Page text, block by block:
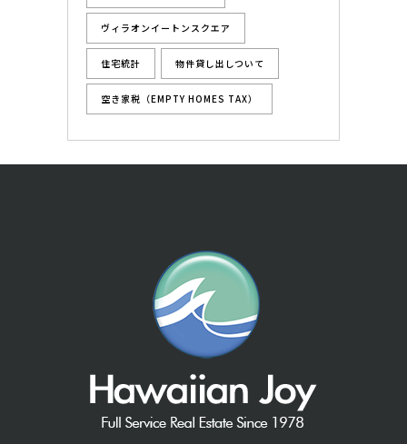
ヴィラオンイートンスクエア
住宅統計 物件貸し出しついて
空き家税（EMPTY HOMES TAX）